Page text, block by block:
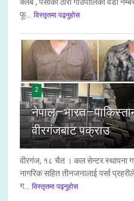
फू...
विस्तृतमा पढ्नुहोस
2
वीरगंजबाट पक्राउ
वीरगंज, १८ चैत । कल सेन्टर स्थापना
नागरिक सहित तीनजनालाई पर्सा
ग...
विस्तृतमा पढ्नुहोस